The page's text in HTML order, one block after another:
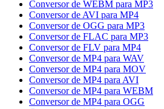
Conversor de WEBM para MP3
Conversor de AVI para MP4
Conversor de OGG para MP3
Conversor de FLAC para MP3
Conversor de FLV para MP4
Conversor de MP4 para WAV
Conversor de MP4 para MOV
Conversor de MP4 para AVI
Conversor de MP4 para WEBM
Conversor de MP4 para OGG